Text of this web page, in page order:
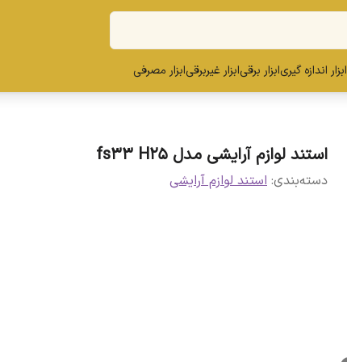
ابزار اندازه گیریابزار برقیابزار غیربرقیابزار مصرفی
استند لوازم آرایشی مدل fs33 H25
دسته‌بندی: استند لوازم آرایشی